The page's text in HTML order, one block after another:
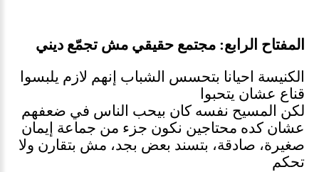
المفتاح الرابع: مجتمع حقيقي مش تجمّع ديني
الكنيسة احيانا بتحسس الشباب إنهم لازم يلبسوا
قناع عشان يتحبوا
لكن المسيح نفسه كان بيحب الناس في ضعفهم
عشان كده محتاجين نكون جزء من جماعة إيمان
صغيرة، صادقة، بتسند بعض بجد، مش بتقارن ولا
تحكم